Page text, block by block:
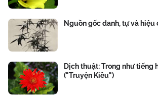
Nguồn gốc danh, tự và hiệu
Dịch thuật: Trong như tiếng
("Truyện Kiều")